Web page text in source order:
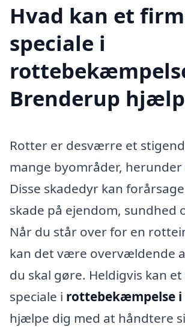
Hvad kan et
speciale i
Brenderup
Rotter er desværre et
mange byområder,
Disse skadedyr kan
skade på ejendom, sundhed
Når du står over for en
kan det være overvældende
du skal gøre. Heldigvis kan
speciale i rottebekæmpelse i
hjælpe dig med at håndtere